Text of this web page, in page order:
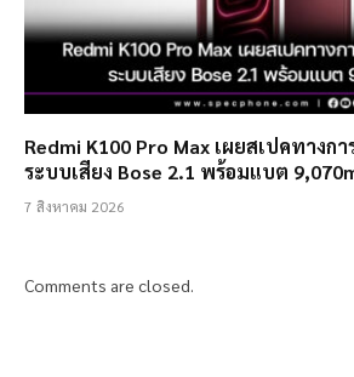
Redmi K100 Pro Max เผยสเปคทางกา
ระบบเสียง Bose 2.1 พร้อมแบต
7 สิงหาคม 2026
Comments are closed.